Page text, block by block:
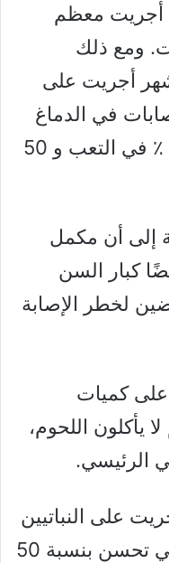
أجريت معظم
ومع ذلك
أجريت على
في الدماغ
الرضحية انخفاضًا بنسبة 70 ٪ في التعب و 50
إلى أن مكمل
كبار السن
لخطر الإصابة
على كميات
يأكلون اللحوم،
الرئيسي.
على النباتيين
تسببت مكملات الكرياتين في تحسن بنسبة 50